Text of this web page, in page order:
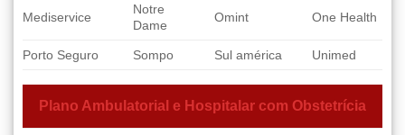
Mediservice
Notre
Dame
Omint One Health
Porto Seguro Sompo Sul américa Unimed
Plano Ambulatorial e Hospitalar com Obstetrícia